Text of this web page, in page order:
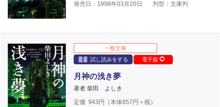
発売日：1998年03月20日
判型：文庫判
一般文庫
試し読みをする
電子版
月神の浅き夢
著者 柴田 よしき
定価 943 円（本体857 円＋税）